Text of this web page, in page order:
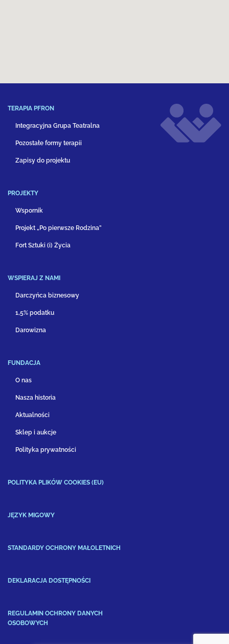
TERAPIA PFRON
Integracyjna Grupa Teatralna
Pozostałe formy terapii
Zapisy do projektu
PROJEKTY
Wspornik
Projekt „Po pierwsze Rodzina”
Fort Sztuki (i) Życia
WSPIERAJ Z NAMI
Darczyńca biznesowy
1,5% podatku
Darowizna
FUNDACJA
O nas
Nasza historia
Aktualności
Sklep i aukcje
Polityka prywatności
POLITYKA PLIKÓW COOKIES (EU)
JĘZYK MIGOWY
STANDARDY OCHRONY MAŁOLETNICH
DEKLARACJA DOSTĘPNOŚCI
REGULAMIN OCHRONY DANYCH
OSOBOWYCH